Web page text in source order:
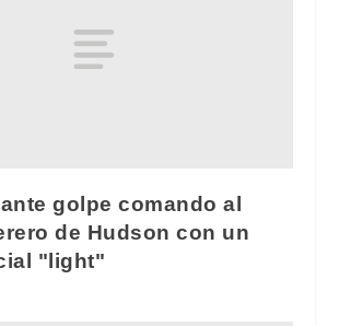
golpe comando al
de Hudson con un
"light"